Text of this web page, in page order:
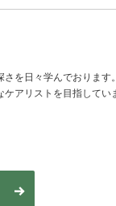
しと変化を感じる時間を
を日々学んでおります。
アリストを目指してい
因だった！ということが